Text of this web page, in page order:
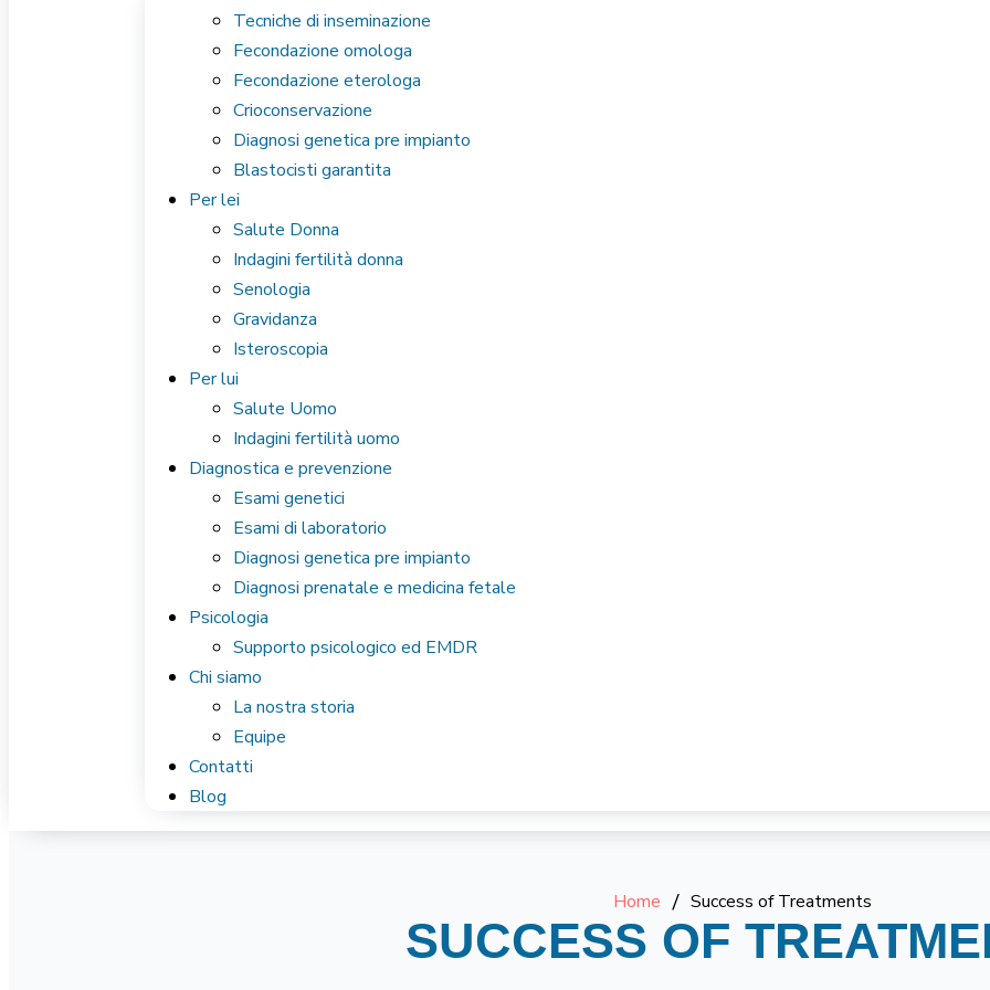
Tecniche di inseminazione
Fecondazione omologa
Fecondazione eterologa
Crioconservazione
Diagnosi genetica pre impianto
Blastocisti garantita
Per lei
Salute Donna
Indagini fertilità donna
Senologia
Gravidanza
Isteroscopia
Per lui
Salute Uomo
Indagini fertilità uomo
Diagnostica e prevenzione
Esami genetici
Esami di laboratorio
Diagnosi genetica pre impianto
Diagnosi prenatale e medicina fetale
Psicologia
Supporto psicologico ed EMDR
Chi siamo
La nostra storia
Equipe
Contatti
Blog
Home / Success of Treatments
SUCCESS OF